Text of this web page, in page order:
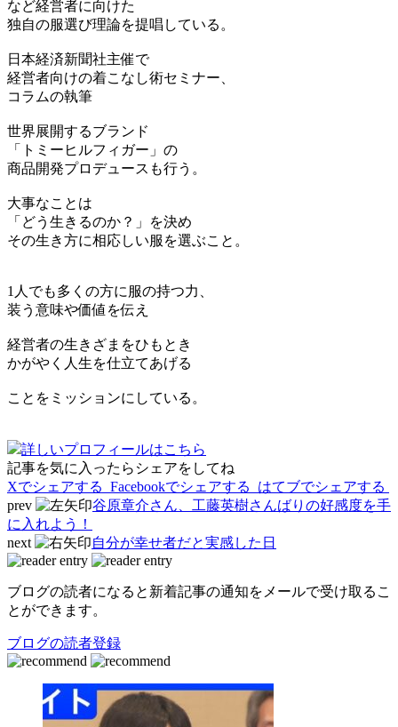
など経営者に向けた
独自の服選び理論を提唱している。
日本経済新聞社主催で
経営者向けの着こなし術セミナー、
コラムの執筆
世界展開するブランド
「トミーヒルフィガー」の
商品開発プロデュースも行う。
大事なことは
「どう生きるのか？」を決め
その生き方に相応しい服を選ぶこと。
1人でも多くの方に服の持つ力、
装う意味や価値を伝え
経営者の生きざまをひもとき
かがやく人生を仕立てあげる
ことをミッションにしている。
詳しいプロフィールはこちら
記事を気に入ったらシェアをしてね
Xでシェアする Facebookでシェアする
はてブでシェアする
prev
谷原章介さん、工藤英樹さんばりの好感度を手
に入れよう！
next
自分が幸せ者だと実感した日
ブログの読者になると新着記事の通知をメールで受け取るこ
とができます。
ブログの読者登録